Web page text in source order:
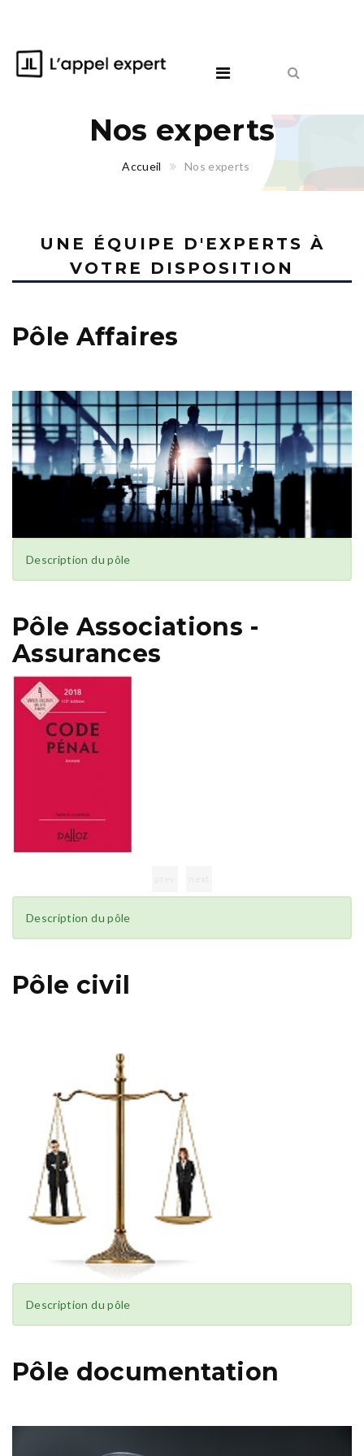
Nos experts
Accueil Nos experts
UNE ÉQUIPE D'EXPERTS À
VOTRE DISPOSITION
Pôle Affaires
Description du pôle
Pôle Associations -
Assurances
Description du pôle
Pôle civil
Description du pôle
Pôle documentation